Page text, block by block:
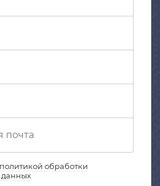
политикой обработки
данных